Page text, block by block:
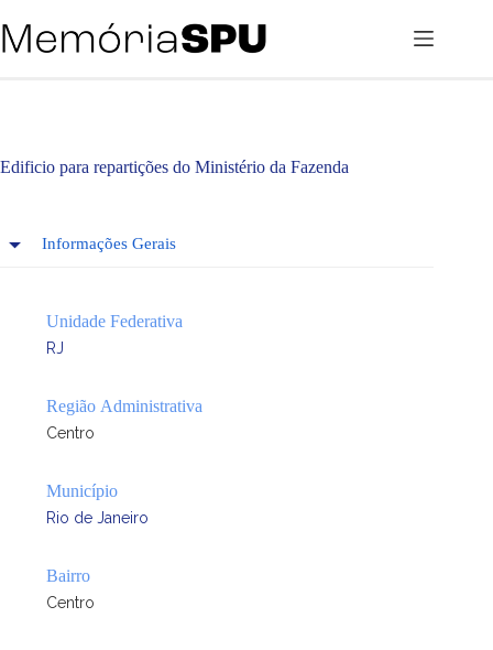
para
o
Edificio para repartições do Ministério da Fazenda
Informações Gerais
Unidade Federativa
RJ
Região Administrativa
Centro
Município
Rio de Janeiro
Bairro
Centro